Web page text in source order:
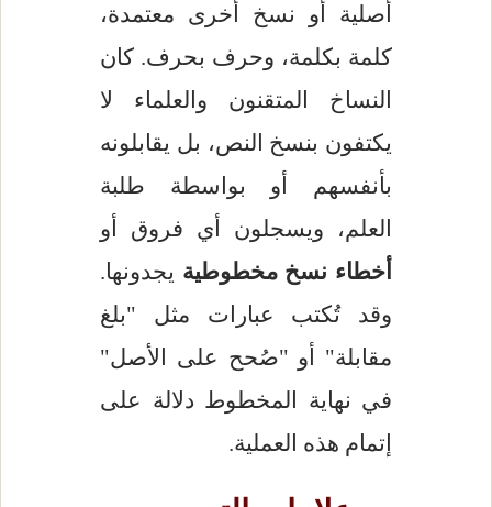
أصلية أو نسخ أخرى معتمدة،
كلمة بكلمة، وحرف بحرف. كان
النساخ المتقنون والعلماء لا
يكتفون بنسخ النص، بل يقابلونه
بأنفسهم أو بواسطة طلبة
العلم، ويسجلون أي فروق أو
أخطاء نسخ مخطوطية يجدونها.
وقد تُكتب عبارات مثل "بلغ
مقابلة" أو "صُحح على الأصل"
في نهاية المخطوط دلالة على
إتمام هذه العملية.